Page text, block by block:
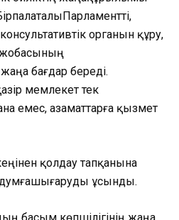
палаталыПарламентті,
консультативтік органын құру,
жаңа бағдар береді.
мемлекет тек
емес, азаматтарға қызмет
қолдау тапқанына
шығаруды ұсынды.